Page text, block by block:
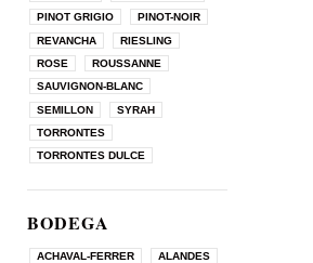
PINOT GRIGIO
PINOT-NOIR
REVANCHA
RIESLING
ROSE
ROUSSANNE
SAUVIGNON-BLANC
SEMILLON
SYRAH
TORRONTES
TORRONTES DULCE
BODEGA
ACHAVAL-FERRER
ALANDES